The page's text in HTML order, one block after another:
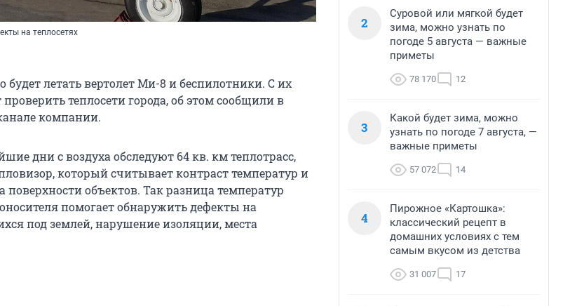
на теплосетях
будет летать вертолет Ми-8 и беспилотники. С их
теплосети города, об этом сообщили в
компании.
дни с воздуха обследуют 64 кв. км теплотрасс,
который считывает контраст температур и
поверхности объектов. Так разница температур
помогает обнаружить дефекты на
под землей, нарушение изоляции, места
2
Суровой или мягкой будет
зима, можно узнать по
погоде 5 августа — важные
приметы
78 170 12
3
Какой будет зима, можно
узнать по погоде 7 августа, —
важные приметы
57 072 14
4
Пирожное «Картошка»:
классический рецепт в
домашних условиях с тем
самым вкусом из детства
31 007 17